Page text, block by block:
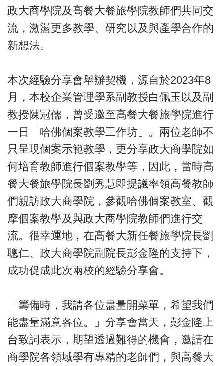
政大商學院及高餐大餐旅學院教師們共同交
流，激盪更多教學、研究以及與產學合作的
新想法。
本次經驗分享會舉辦契機，源自於2023年8
月，本校企業管理學系副教授白佩玉以及副
教授陳冠儒，曾受邀至高餐大餐旅學院進行
一日「哈佛個案教學工作坊」。兩位老師不
只呈現個案示範教學，更分享政大商學院如
何培育教師進行個案教學等，因此，當時高
餐大餐旅學院長劉秀慧即提議率領高餐教師
們親訪政大商學院，參觀哈佛個案教室、觀
摩個案教學及與政大商學院教師們進行交
流。很幸運地，在高餐大新任餐旅學院長劉
聰仁、政大商學院副院長彭金隆的支持下，
成功促成此次兩校的經驗分享會。
「籌備時，我請各位盡量開菜單，希望我們
能盡量滿意各位。」分享會當天，彭金隆上
台致詞表示，期望透過難得的機會，邀請在
商學院各領域學有專精的老師們，與高餐大